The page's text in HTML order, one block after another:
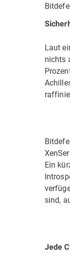
Laut
nichts
Ein
sind,
Jede